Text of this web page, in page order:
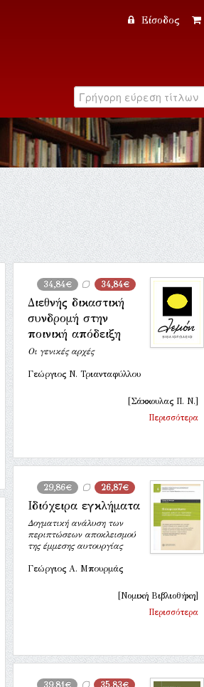
Είσοδος
34,84€ 34,84€
Διεθνής δικαστική
συνδρομή στην
ποινική απόδειξη
Οι γενικές αρχές
Γεώργιος Ν. Τριανταφύλλου
[Σάκκουλας Π. Ν.]
Περισσότερα
29,86€ 26,87€
Ιδιόχειρα εγκλήματα
Δογματική ανάλυση των
περιπτώσεων αποκλεισμού
της έμμεσης αυτουργίας
Γεώργιος Α. Μπουρμάς
[Νομική Βιβλιοθήκη]
Περισσότερα
39,81€ 35,83€